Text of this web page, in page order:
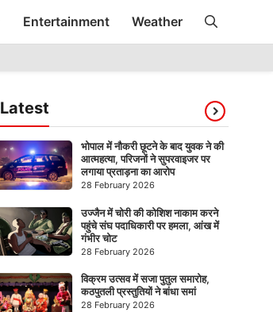
Entertainment Weather
Latest
भोपाल में नौकरी छूटने के बाद युवक ने की
आत्महत्या, परिजनों ने सुपरवाइजर पर
लगाया प्रताड़ना का आरोप
28 February 2026
उज्जैन में चोरी की कोशिश नाकाम करने
पहुंचे संघ पदाधिकारी पर हमला, आंख में
गंभीर चोट
28 February 2026
विक्रम उत्सव में सजा पुतुल समारोह,
कठपुतली प्रस्तुतियों ने बांधा समां
28 February 2026